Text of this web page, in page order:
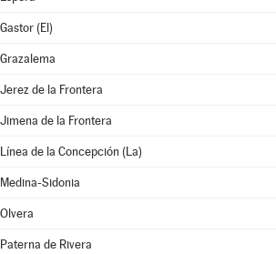
Gastor (El)
Grazalema
Jerez de la Frontera
Jimena de la Frontera
Línea de la Concepción (La)
Medina-Sidonia
Olvera
Paterna de Rivera